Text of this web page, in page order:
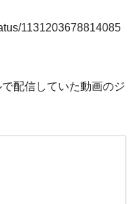
1131203678814085
配信していた動画のジ